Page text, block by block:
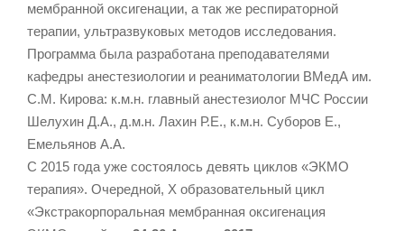
мембранной оксигенации, а так же респираторной
терапии, ультразвуковых методов исследования.
Программа была разработана преподавателями
кафедры анестезиологии и реаниматологии ВМедА им.
С.М. Кирова: к.м.н. главный анестезиолог МЧС России
Шелухин Д.А., д.м.н. Лахин Р.Е., к.м.н. Суборов Е.,
Емельянов А.А.
С 2015 года уже состоялось девять циклов «ЭКМО
терапия». Очередной, X образовательный цикл
«Экстракорпоральная мембранная оксигенация